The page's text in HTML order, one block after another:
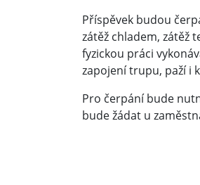
Příspěvek budou
zátěž chladem, zátěž
fyzickou práci
zapojení trupu, paží i
Pro čerpání bude
bude žádat u